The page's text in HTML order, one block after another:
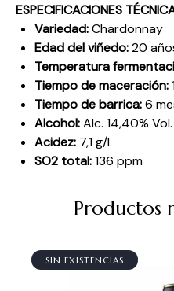
ESPECIFICACIONES
Variedad:Chardonnay
Edad del viñedo:20
Temperatura
Tiempo de maceración:
Tiempo de barrica:6
Alcohol:Alc. 14,40% Vol.
Acidez: 7,1 g/l.
SO2 total:136 ppm
Productos
SIN EXISTENCIAS